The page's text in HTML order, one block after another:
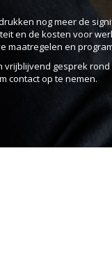
nog meer de
en de kosten voor
maatregelen en
vrijblijvend gesprek
contact op te nemen.